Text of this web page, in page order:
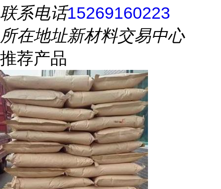
联系电话15269160223
所在地址新材料交易中心
推荐产品